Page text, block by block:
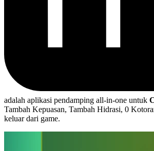
adalah aplikasi pendamping all-in-one untuk
Tambah Kepuasan, Tambah Hidrasi, 0
keluar dari game.